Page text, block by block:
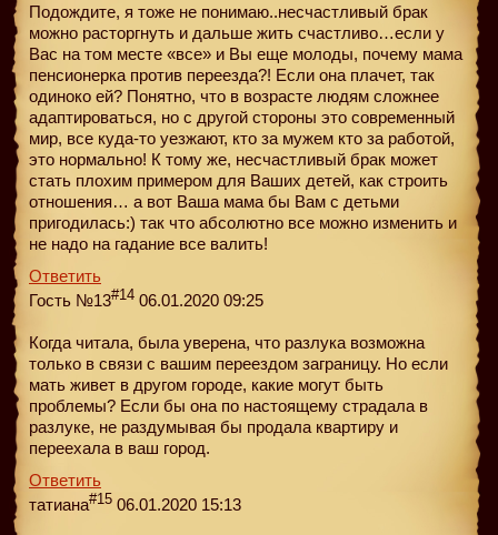
Подождите, я тоже не понимаю..несчастливый брак
можно расторгнуть и дальше жить счастливо…если у
Вас на том месте «все» и Вы еще молоды, почему мама
пенсионерка против переезда?! Если она плачет, так
одиноко ей? Понятно, что в возрасте людям сложнее
адаптироваться, но с другой стороны это современный
мир, все куда-то уезжают, кто за мужем кто за работой,
это нормально! К тому же, несчастливый брак может
стать плохим примером для Ваших детей, как строить
отношения… а вот Ваша мама бы Вам с детьми
пригодилась:) так что абсолютно все можно изменить и
не надо на гадание все валить!
Ответить
Гость №13#14 06.01.2020 09:25
Когда читала, была уверена, что разлука возможна
только в связи с вашим переездом заграницу. Но если
мать живет в другом городе, какие могут быть
проблемы? Если бы она по настоящему страдала в
разлуке, не раздумывая бы продала квартиру и
переехала в ваш город.
Ответить
татиана#15 06.01.2020 15:13